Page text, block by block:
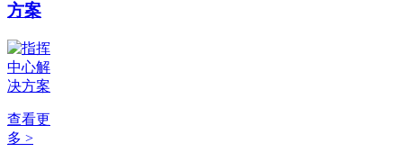
方案
查看更
多 >